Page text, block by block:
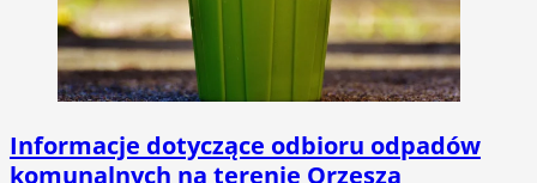
Informacje dotyczące odbioru odpadów
komunalnych na terenie Orzesza